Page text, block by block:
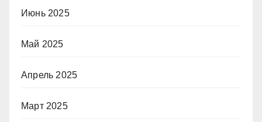
Июнь 2025
Май 2025
Апрель 2025
Март 2025